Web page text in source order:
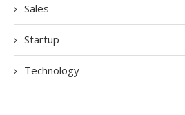
Sales
Startup
Technology